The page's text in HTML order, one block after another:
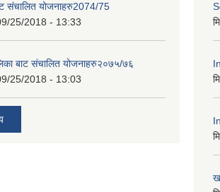
संचालित योजनाहरु2074/75
25/2018 - 13:33
बाट संचालित योजनाहरु२०७५/७६
25/2018 - 13:03